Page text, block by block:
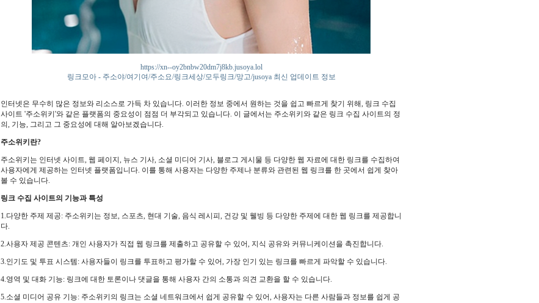
https://xn--oy2bnbw20dm7j8kb.jusoya.lol
링크모아 - 주소야/여기여/주소요/링크세상/모두링크/망고/jusoya 최신 업데이트 정보
인터넷은 무수히 많은 정보와 리소스로 가득 차 있습니다. 이러한 정보 중에서 원하는 것을 쉽고 빠르게 찾기 위해, 링크 수집
사이트 '주소위키'와 같은 플랫폼의 중요성이 점점 더 부각되고 있습니다. 이 글에서는 주소위키와 같은 링크 수집 사이트의 정
의, 기능, 그리고 그 중요성에 대해 알아보겠습니다.
주소위키란?
주소위키는 인터넷 사이트, 웹 페이지, 뉴스 기사, 소셜 미디어 기사, 블로그 게시물 등 다양한 웹 자료에 대한 링크를 수집하여
사용자에게 제공하는 인터넷 플랫폼입니다. 이를 통해 사용자는 다양한 주제나 분류와 관련된 웹 링크를 한 곳에서 쉽게 찾아
볼 수 있습니다.
링크 수집 사이트의 기능과 특성
1.다양한 주제 제공: 주소위키는 정보, 스포츠, 현대 기술, 음식 레시피, 건강 및 웰빙 등 다양한 주제에 대한 웹 링크를 제공합니
다.
2.사용자 제공 콘텐츠: 개인 사용자가 직접 웹 링크를 제출하고 공유할 수 있어, 지식 공유와 커뮤니케이션을 촉진합니다.
3.인기도 및 투표 시스템: 사용자들이 링크를 투표하고 평가할 수 있어, 가장 인기 있는 링크를 빠르게 파악할 수 있습니다.
4.영역 및 대화 기능: 링크에 대한 토론이나 댓글을 통해 사용자 간의 소통과 의견 교환을 할 수 있습니다.
5.소셜 미디어 공유 기능: 주소위키의 링크는 소셜 네트워크에서 쉽게 공유할 수 있어, 사용자는 다른 사람들과 정보를 쉽게 공